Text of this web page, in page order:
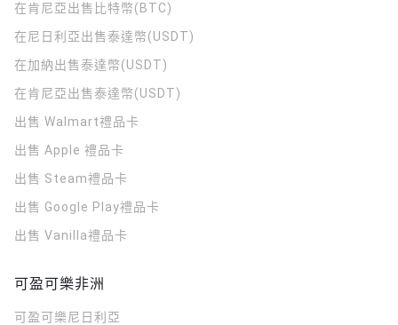
在肯尼亞出售比特幣(BTC)
在尼日利亞出售泰達幣(USDT)
在加納出售泰達幣(USDT)
在肯尼亞出售泰達幣(USDT)
出售 Walmart禮品卡
出售 Apple 禮品卡
出售 Steam禮品卡
出售 Google Play禮品卡
出售 Vanilla禮品卡
可盈可樂非洲
可盈可樂 尼日利亞